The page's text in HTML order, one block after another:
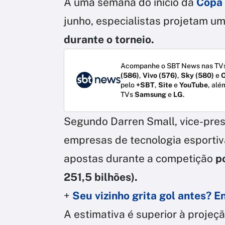
junho, especialistas projetam
durante o torneio.
Acompanhe o SBT News nas
(586), Vivo (576), Sky (580) e
pelo+SBT, SiteeYouTube,
TVsSamsunge LG.
Segundo Darren Small, vice-
empresas de tecnologia
apostas durante a competição
251,5 bilhões).
+ Seu vizinho grita gol antes?
A estimativa é superior à